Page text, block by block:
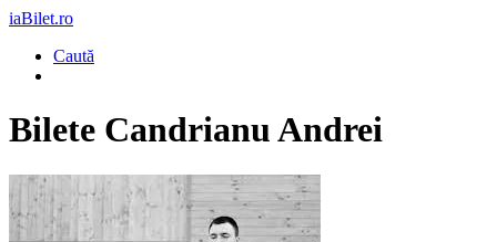
iaBilet.ro
Caută
Bilete Candrianu Andrei